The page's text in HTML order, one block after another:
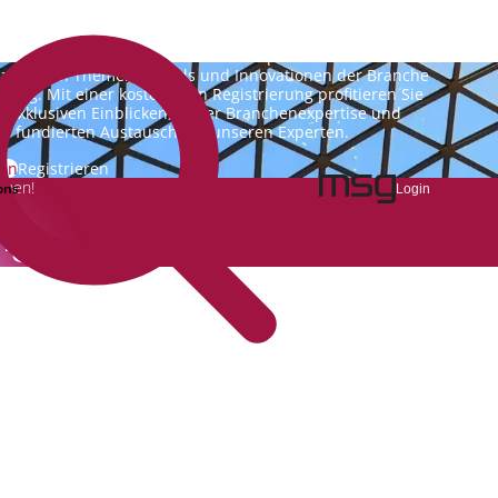
Login
ist die Kommunikationsplattform der Zukunft
Themen, Trends und Innovationen der Branche
Mit einer kostenlosen Registrierung profitieren Sie
exklusiven Einblicken, hoher Branchenexpertise und
fundierten Austausch mit unseren Experten.
Registrieren